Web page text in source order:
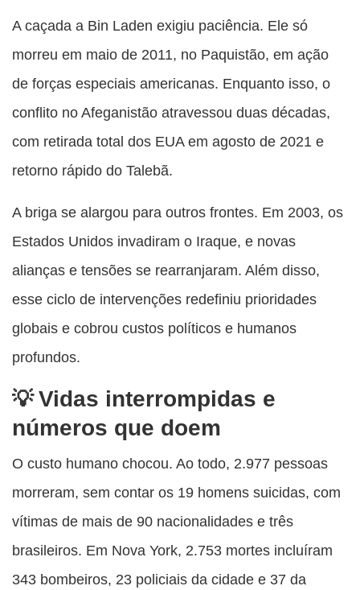
A caçada a Bin Laden exigiu paciência. Ele só
morreu em maio de 2011, no Paquistão, em ação
de forças especiais americanas. Enquanto isso, o
conflito no Afeganistão atravessou duas décadas,
com retirada total dos EUA em agosto de 2021 e
retorno rápido do Talebã.
A briga se alargou para outros frontes. Em 2003, os
Estados Unidos invadiram o Iraque, e novas
alianças e tensões se rearranjaram. Além disso,
esse ciclo de intervenções redefiniu prioridades
globais e cobrou custos políticos e humanos
profundos.
Vidas interrompidas e
números que doem
O custo humano chocou. Ao todo, 2.977 pessoas
morreram, sem contar os 19 homens suicidas, com
vítimas de mais de 90 nacionalidades e três
brasileiros. Em Nova York, 2.753 mortes incluíram
343 bombeiros, 23 policiais da cidade e 37 da